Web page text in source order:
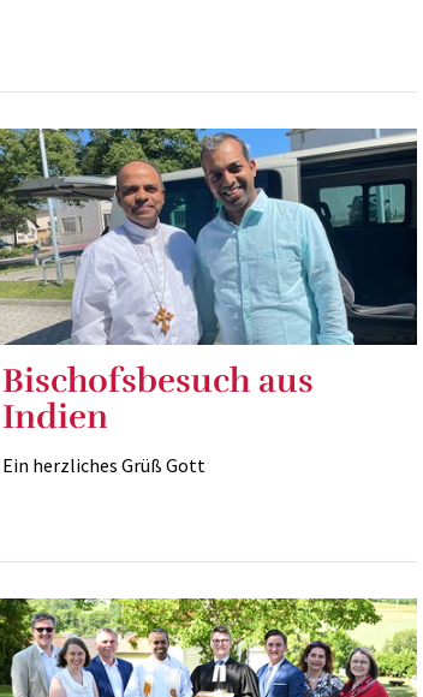
Bischofsbesuch aus
Indien
Ein herzliches Grüß Gott